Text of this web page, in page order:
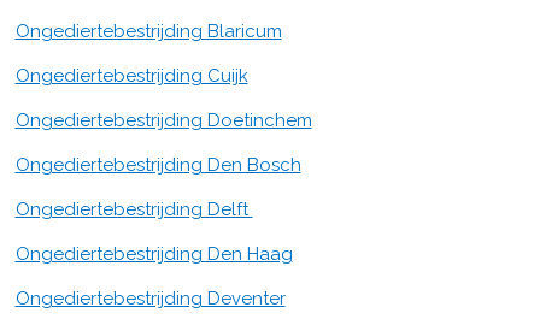
Ongediertebestrijding Blaricum
Ongediertebestrijding Cuijk
Ongediertebestrijding Doetinchem
Ongediertebestrijding Den Bosch
Ongediertebestrijding Delft
Ongediertebestrijding Den Haag
Ongediertebestrijding Deventer